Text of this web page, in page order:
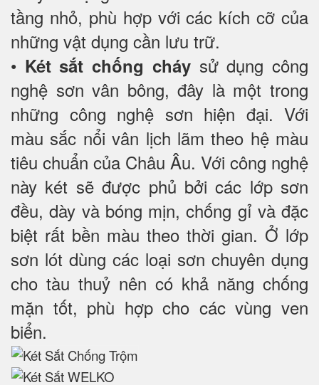
tầng nhỏ, phù hợp với các kích cỡ của
những vật dụng cần lưu trữ.
• Két sắt chống cháysử dụng công
nghệ sơn vân bông, đây là một trong
những công nghệ sơn hiện đại. Với
màu sắc nổi vân lịch lãm theo hệ màu
tiêu chuẩn của Châu Âu. Với công nghệ
này két sẽ được phủ bởi các lớp sơn
đều, dày và bóng mịn, chống gỉ và đặc
biệt rất bền màu theo thời gian. Ở lớp
sơn lót dùng các loại sơn chuyên dụng
cho tàu thuỷ nên có khả năng chống
mặn tốt, phù hợp cho các vùng ven
biển.